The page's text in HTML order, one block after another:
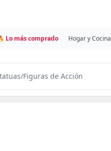
Lo más comprado Hogar y Cocina
/Figuras de Acción